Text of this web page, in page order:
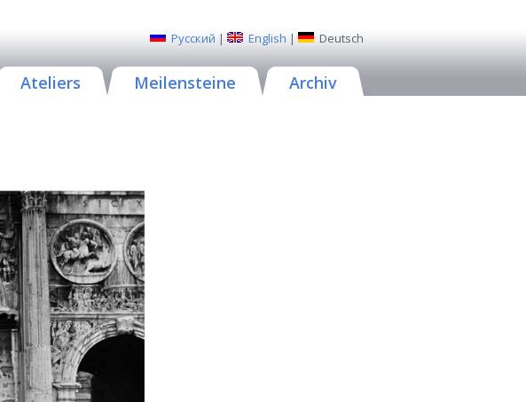
Русский | English | Deutsch
Ateliers Meilensteine Archiv